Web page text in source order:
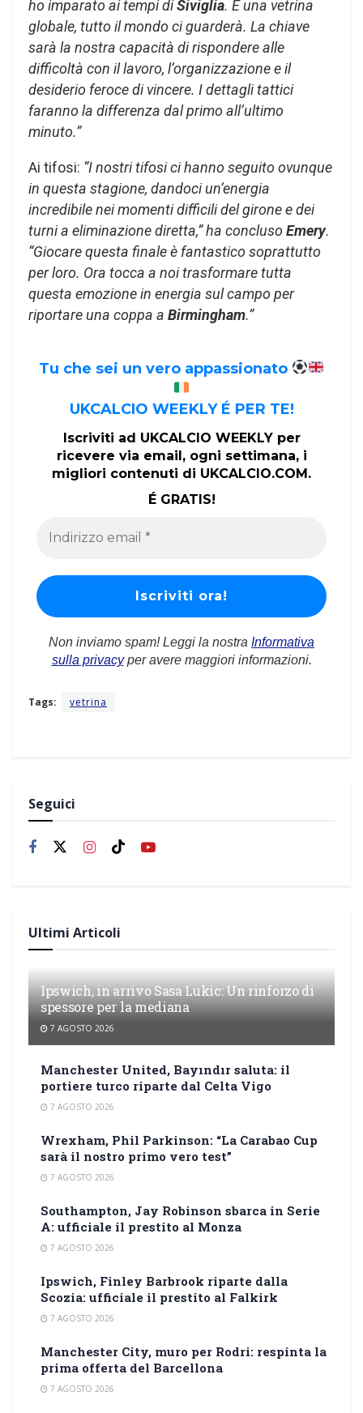
ho imparato ai tempi diSiviglia. È una vetrina
globale, tutto il mondo ci guarderà. La chiave
sarà la nostra capacità di rispondere alle
difficoltà con il lavoro, l’organizzazione e il
desiderio feroce di vincere. I dettagli tattici
faranno la differenza dal primo all’ultimo
minuto.”
Ai tifosi: “I nostri tifosi ci hanno seguito ovunque
in questa stagione, dandoci un’energia
incredibile nei momenti difficili del girone e dei
turni a eliminazione diretta,” ha conclusoEmery.
“Giocare questa finale è fantastico soprattutto
per loro. Ora tocca a noi trasformare tutta
questa emozione in energia sul campo per
riportare una coppa a Birmingham.”
Tu che sei un vero appassionato
UKCALCIO WEEKLY É PER TE!
Iscriviti ad UKCALCIO WEEKLY per
ricevere via email, ogni settimana, i
migliori contenuti di UKCALCIO.COM.
É GRATIS!
Non inviamo spam! Leggi la nostra Informativa
sulla privacyper avere maggiori informazioni.
Tags: vetrina
Seguici
Ultimi Articoli
Ipswich, in arrivo Sasa Lukic: Un rinforzo di
spessore per la mediana
7 AGOSTO 2026
Manchester United, Bayındır saluta: il
portiere turco riparte dal Celta Vigo
7 AGOSTO 2026
Wrexham, Phil Parkinson: “La Carabao Cup
sarà il nostro primo vero test”
7 AGOSTO 2026
Southampton, Jay Robinson sbarca in Serie
A: ufficiale il prestito al Monza
7 AGOSTO 2026
Ipswich, Finley Barbrook riparte dalla
Scozia: ufficiale il prestito al Falkirk
7 AGOSTO 2026
Manchester City, muro per Rodri: respinta la
prima offerta del Barcellona
7 AGOSTO 2026